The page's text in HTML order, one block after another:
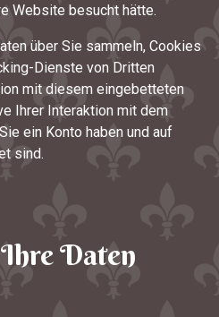
Website besucht hätte.
über Sie sammeln, Cookies
Dienste von Dritten
mit diesem eingebetteten
Ihrer Interaktion mit dem
ein Konto haben und auf
sind.
Daten